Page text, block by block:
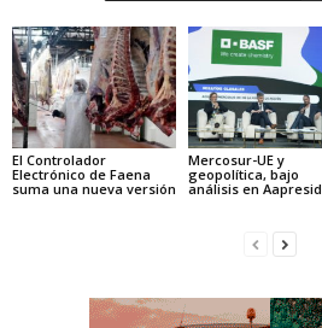
El Controlador
Electrónico de Faena
suma una nueva versión
Mercosur-UE y
geopolítica, bajo
análisis en Aapresid